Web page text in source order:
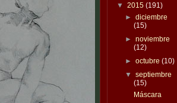
▼ 2015 (191)
► diciembre
(15)
► noviembre
(12)
► octubre (10)
▼ septiembre
(15)
Máscara